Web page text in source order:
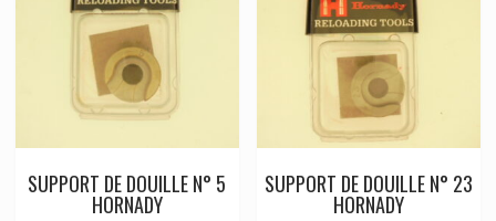
SUPPORT DE DOUILLE N° 5
HORNADY
SUPPORT DE DOUILLE N° 23
HORNADY